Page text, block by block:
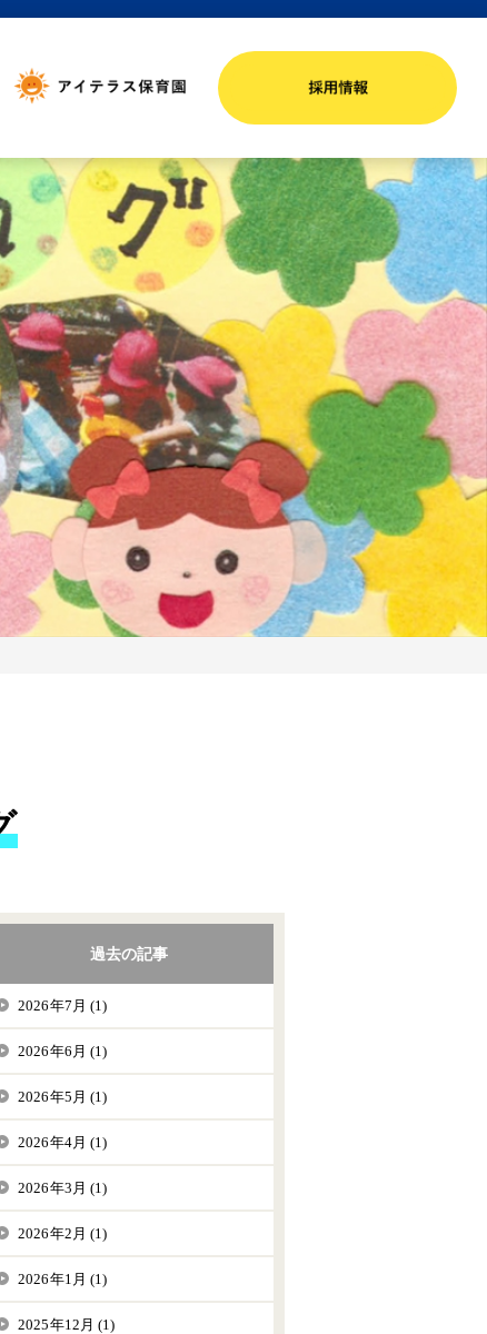
過去の記事
2026年7月 (1)
2026年6月 (1)
2026年5月 (1)
2026年4月 (1)
2026年3月 (1)
2026年2月 (1)
2026年1月 (1)
2025年12月 (1)